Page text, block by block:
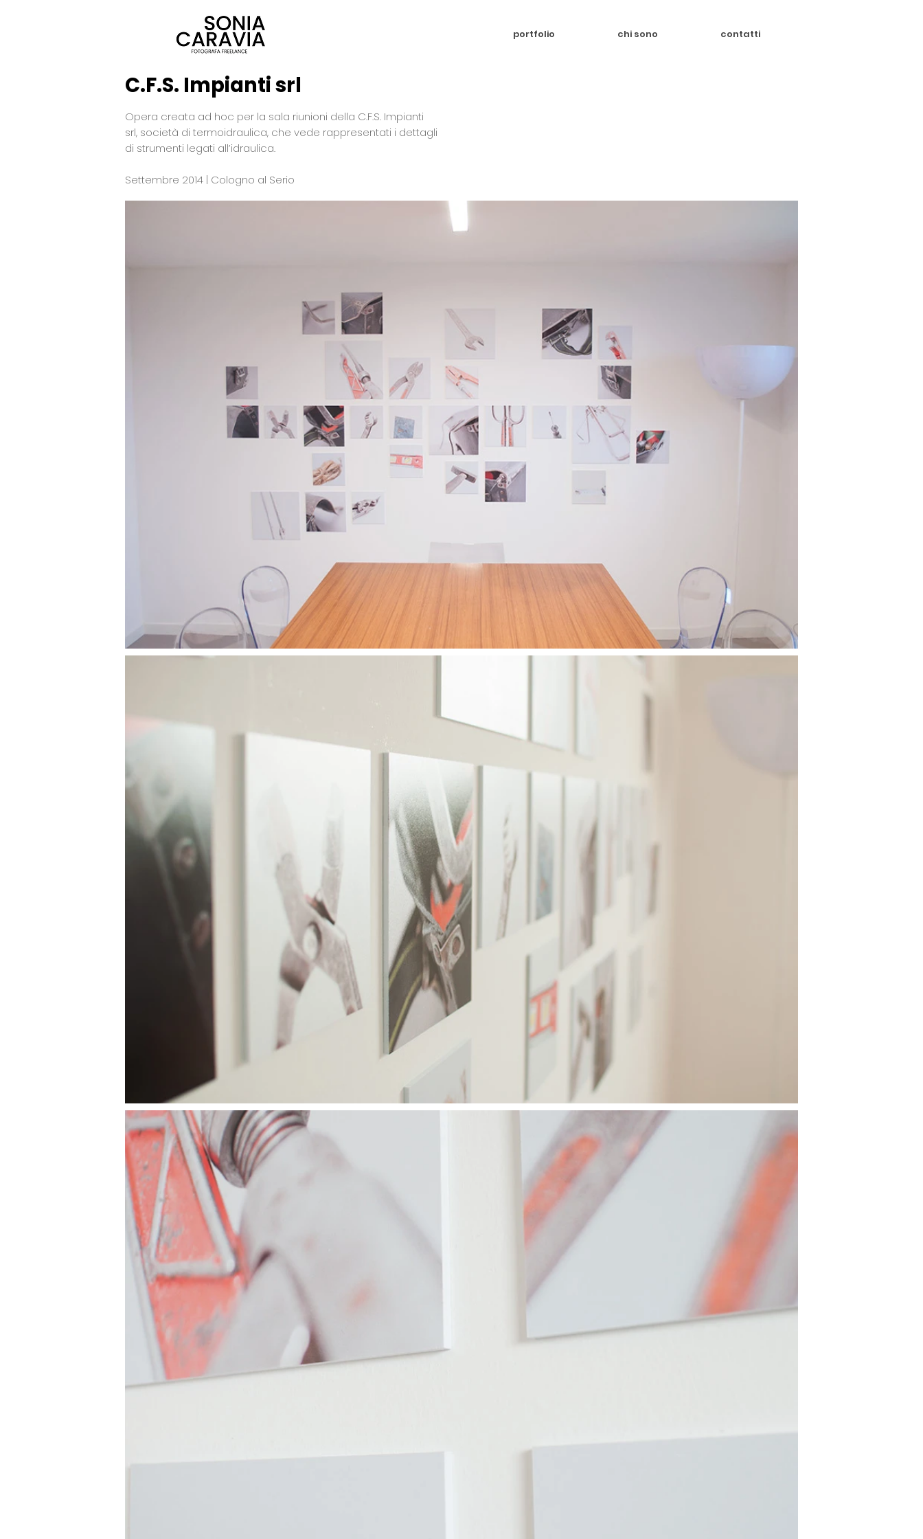
portfolio chi sono contatti
C.F.S. Impianti srl
Opera creata ad hoc per la sala riunioni della C.F.S. Impianti
srl, società di termoidraulica, che vede rappresentati i dettagli
di strumenti legati all’idraulica.
Settembre 2014 | Cologno al Serio